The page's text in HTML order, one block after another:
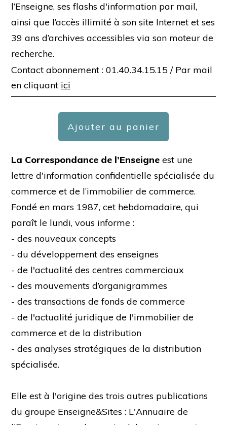
l’Enseigne, ses flashs d'information par mail,
ainsi que l’accès illimité à son site Internet et ses
39 ans d’archives accessibles via son moteur de
recherche.
Contact abonnement : 01.40.34.15.15 / Par mail
en cliquant ici
Ajouter au panier
La Correspondance de l’Enseigne est une
lettre d'information confidentielle spécialisée du
commerce et de l’immobilier de commerce.
Fondé en mars 1987, cet hebdomadaire, qui
paraît le lundi, vous informe :
- des nouveaux concepts
- du développement des enseignes
- de l'actualité des centres commerciaux
- des mouvements d’organigrammes
- des transactions de fonds de commerce
- de l'actualité juridique de l'immobilier de
commerce et de la distribution
- des analyses stratégiques de la distribution
spécialisée.
Elle est à l'origine des trois autres publications
du groupe Enseigne&Sites : L'Annuaire de